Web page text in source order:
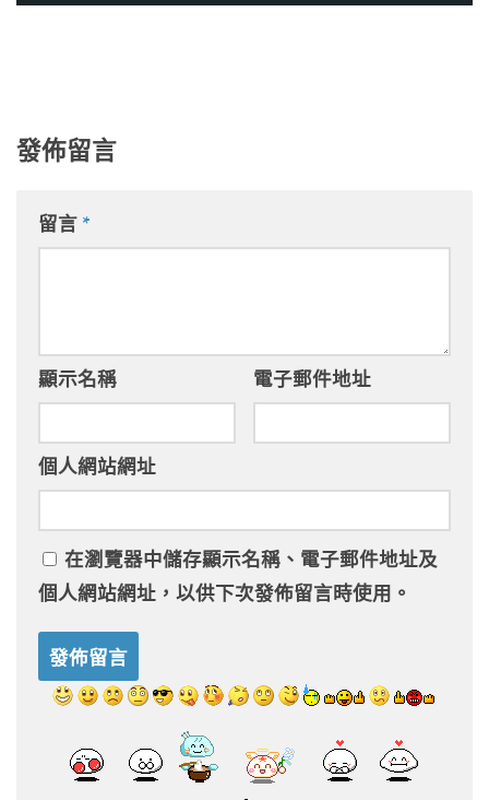
發佈留言
留言 *
顯示名稱 電子郵件地址
個人網站網址
在瀏覽器中儲存顯示名稱、電子郵件地址及
個人網站網址，以供下次發佈留言時使用。